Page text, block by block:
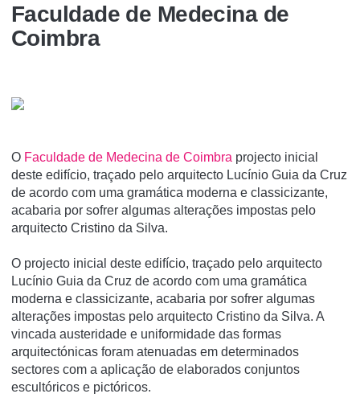
Faculdade de Medecina de
Coimbra
O Faculdade de Medecina de Coimbra projecto inicial
deste edifício, traçado pelo arquitecto Lucínio Guia da Cruz
de acordo com uma gramática moderna e classicizante,
acabaria por sofrer algumas alterações impostas pelo
arquitecto Cristino da Silva.
O projecto inicial deste edifício, traçado pelo arquitecto
Lucínio Guia da Cruz de acordo com uma gramática
moderna e classicizante, acabaria por sofrer algumas
alterações impostas pelo arquitecto Cristino da Silva. A
vincada austeridade e uniformidade das formas
arquitectónicas foram atenuadas em determinados
sectores com a aplicação de elaborados conjuntos
escultóricos e pictóricos.